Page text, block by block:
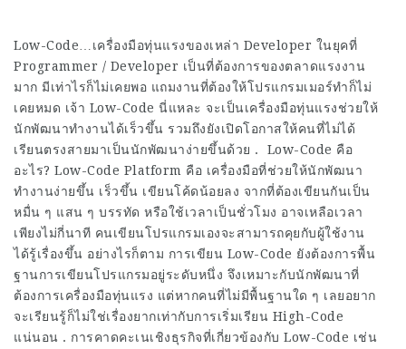
Low-Code…เครื่องมือทุ่นแรงของเหล่า Developer ในยุคที่
Programmer / Developer เป็นที่ต้องการของตลาดแรงงาน
มาก มีเท่าไรก็ไม่เคยพอ แถมงานที่ต้องให้โปรแกรมเมอร์ทำก็ไม่
เคยหมด เจ้า Low-Code นี่แหละ จะเป็นเครื่องมือทุ่นแรงช่วยให้
นักพัฒนาทำงานได้เร็วขึ้น รวมถึงยังเปิดโอกาสให้คนที่ไม่ได้
เรียนตรงสายมาเป็นนักพัฒนาง่ายขึ้นด้วย . Low-Code คือ
อะไร? Low-Code Platform คือ เครื่องมือที่ช่วยให้นักพัฒนา
ทำงานง่ายขึ้น เร็วขึ้น เขียนโค้ดน้อยลง จากที่ต้องเขียนกันเป็น
หมื่น ๆ แสน ๆ บรรทัด หรือใช้เวลาเป็นชั่วโมง อาจเหลือเวลา
เพียงไม่กี่นาที คนเขียนโปรแกรมเองจะสามารถคุยกับผู้ใช้งาน
ได้รู้เรื่องขึ้น อย่างไรก็ตาม การเขียน Low-Code ยังต้องการพื้น
ฐานการเขียนโปรแกรมอยู่ระดับหนึ่ง จึงเหมาะกับนักพัฒนาที่
ต้องการเครื่องมือทุ่นแรง แต่หากคนที่ไม่มีพื้นฐานใด ๆ เลยอยาก
จะเรียนรู้ก็ไม่ใช่เรื่องยากเท่ากับการเริ่มเรียน High-Code
แน่นอน . การคาดคะเนเชิงธุรกิจที่เกี่ยวข้องกับ Low-Code เช่น